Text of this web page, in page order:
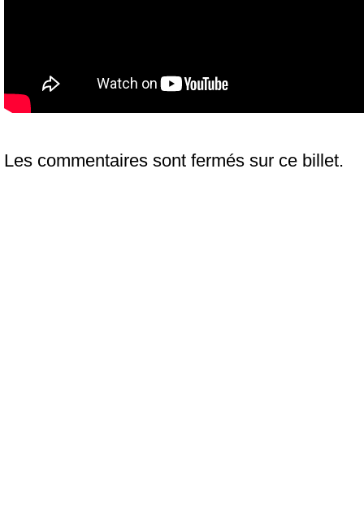
Les commentaires sont fermés sur ce billet.